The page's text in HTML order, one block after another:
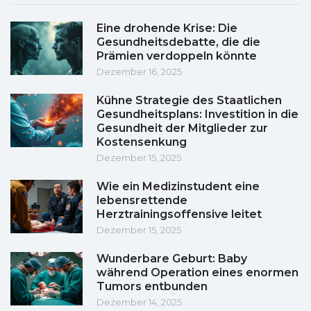
Eine drohende Krise: Die
Gesundheitsdebatte, die die
Prämien verdoppeln könnte
Dezember 16, 2025
Kühne Strategie des Staatlichen
Gesundheitsplans: Investition in die
Gesundheit der Mitglieder zur
Kostensenkung
Dezember 15, 2025
Wie ein Medizinstudent eine
lebensrettende
Herztrainingsoffensive leitet
Dezember 15, 2025
Wunderbare Geburt: Baby
während Operation eines enormen
Tumors entbunden
Dezember 14, 2025